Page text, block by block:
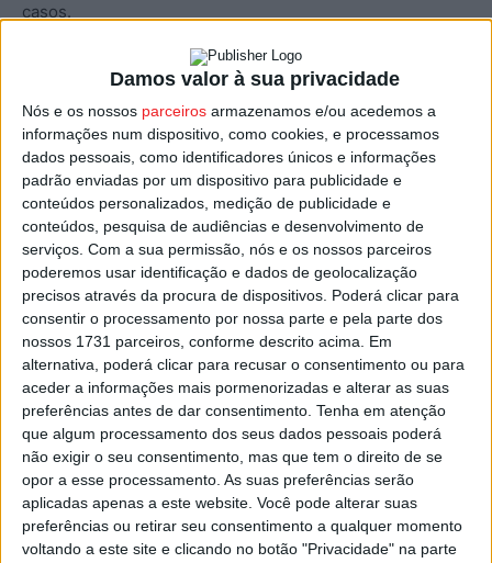
Damos valor à sua privacidade
Nós e os nossos parceiros armazenamos e/ou acedemos a
informações num dispositivo, como cookies, e processamos
dados pessoais, como identificadores únicos e informações
padrão enviadas por um dispositivo para publicidade e
conteúdos personalizados, medição de publicidade e
conteúdos, pesquisa de audiências e desenvolvimento de
serviços. Com a sua permissão, nós e os nossos parceiros
poderemos usar identificação e dados de geolocalização
precisos através da procura de dispositivos. Poderá clicar para
consentir o processamento por nossa parte e pela parte dos
nossos 1731 parceiros, conforme descrito acima. Em
alternativa, poderá clicar para recusar o consentimento ou para
aceder a informações mais pormenorizadas e alterar as suas
preferências antes de dar consentimento. Tenha em atenção
que algum processamento dos seus dados pessoais poderá
não exigir o seu consentimento, mas que tem o direito de se
opor a esse processamento. As suas preferências serão
aplicadas apenas a este website. Você pode alterar suas
preferências ou retirar seu consentimento a qualquer momento
voltando a este site e clicando no botão "Privacidade" na parte
casos.
O relatório refere que, entre 01 de janeiro e 15 de
outubro, deflagraram em Portugal 7.610 incêndios rurais
que resultaram em 27.118 hectares de área ardida.
Os números, segundo o ICNF, representam o valor mais
baixo em número de incêndios e o segundo valor mais
reduzido de área ardida da última década.
Esta e outras notícias para ouvir em desenvolvimento na
Estação Diária – 96.8 FM ou emwww.968.fm.
Pub
TAGS Fogos Incêndios Queimadas